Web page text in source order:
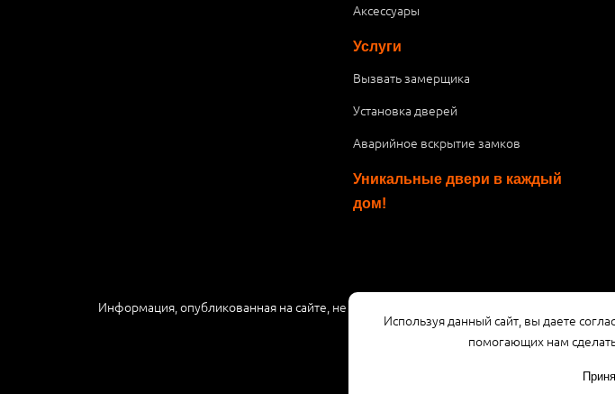
Используя данный сайт, вы даете
помогающих нам
Аксессуары
Услуги
Вызвать замерщика
Установка дверей
Аварийное вскрытие замков
Уникальные двери в каждый
дом!
Информация, опубликованная на сайте, не является публичной офертой или
Разработка сайта